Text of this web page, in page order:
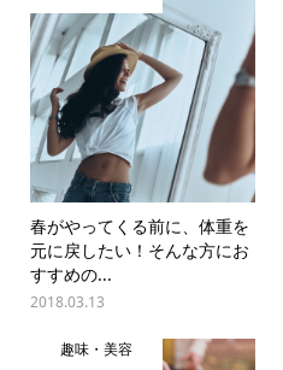
春がやってくる前に、体重を
元に戻したい！そんな方にお
すすめの...
2018.03.13
趣味・美容